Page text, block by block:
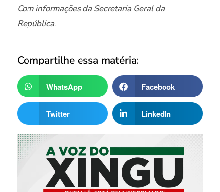
Com informações da Secretaria Geral da
República.
Compartilhe essa matéria:
WhatsApp Facebook
Twitter LinkedIn